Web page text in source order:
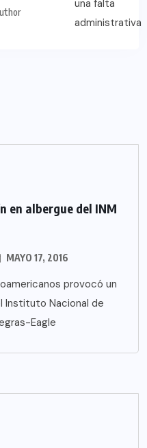
en albergue del INM
MAYO 17, 2016
provocó un
Instituto Nacional de
Eagle